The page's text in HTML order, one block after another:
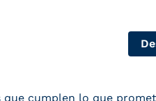
cumplen lo que